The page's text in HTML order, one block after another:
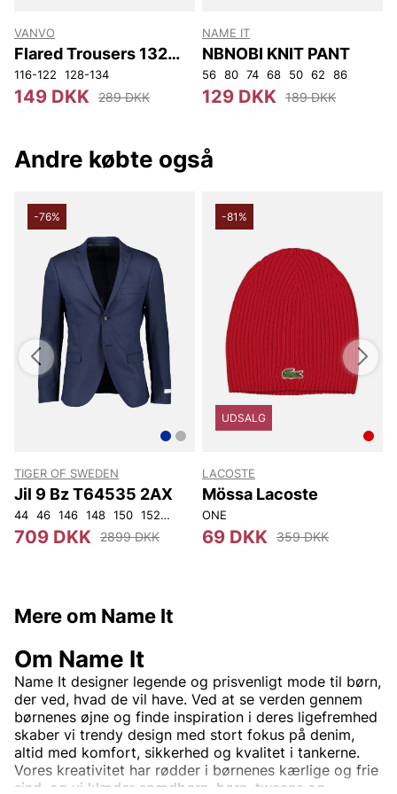
VANVO
Flared Trousers 132
Vanvo
116-122 128-134
149 DKK 289 DKK
NAME IT
NBNOBI KNIT PANT
56 80 74 68 50 62 86
129 DKK 189 DKK
Andre købte også
-76%
TIGER OF SWEDEN
Jil 9 Bz T64535 2AX
44 46 146 148 150 152 92 96 100
709 DKK 2899 DKK
-81%
UDSALG
LACOSTE
Mössa Lacoste
ONE
69 DKK 359 DKK
Mere om Name It
Om Name It
Name It designer legende og prisvenligt mode til børn,
der ved, hvad de vil have. Ved at se verden gennem
børnenes øjne og finde inspiration i deres ligefremhed
skaber vi trendy design med stort fokus på denim,
altid med komfort, sikkerhed og kvalitet i tankerne.
Vores kreativitet har rødder i børnenes kærlige og frie
sind, og vi klæder spædbørn, børn, tweens og